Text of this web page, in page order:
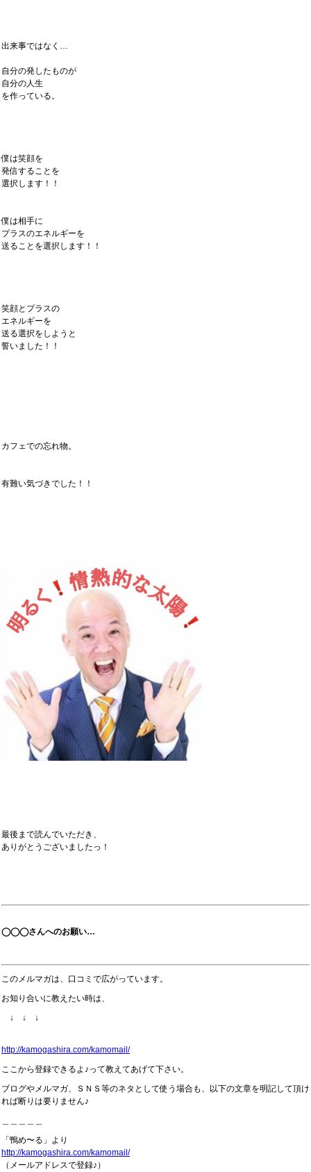
出来事ではなく…
自分の発したものが
自分の人生
を作っている。
僕は笑顔を
発信することを
選択します！！
僕は相手に
プラスのエネルギーを
送ることを選択します！！
笑顔とプラスの
エネルギーを
送る選択をしようと
誓いました！！
カフェでの忘れ物。
有難い気づきでした！！
最後まで読んでいただき、
ありがとうございましたっ！
◯◯◯さんへのお願い…
このメルマガは、口コミで広がっています。
お知り合いに教えたい時は、
↓ ↓ ↓
http://kamogashira.com/kamomail/
ここから登録できるよ♪って教えてあげて下さい。
ブログやメルマガ、ＳＮＳ等のネタとして使う場合も、以下の文章を明記して頂け
れば断りは要りません♪
「鴨め〜る」より
http://kamogashira.com/kamomail/
（メールアドレスで登録♪）